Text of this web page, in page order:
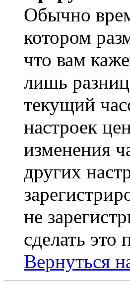
Обычно
котором
что вам
лишь
текущий
настроек
изменения
других
не
сделать это
Вернуться